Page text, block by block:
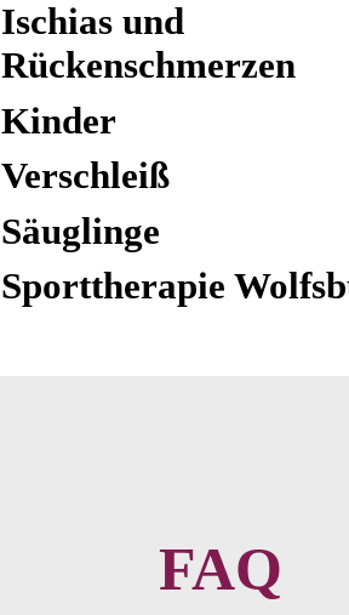
Ischias und
Rückenschmerzen
Kinder
Verschleiß
Säuglinge
Sporttherapie
FAQ